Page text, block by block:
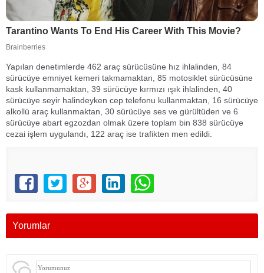
Yapılan denetimlerde 462 araç sürücüsüne hız ihlalinden, 84
sürücüye emniyet kemeri takmamaktan, 85 motosiklet sürücüsüne
kask kullanmamaktan, 39 sürücüye kırmızı ışık ihlalinden, 40
sürücüye seyir halindeyken cep telefonu kullanmaktan, 16 sürücüye
alkollü araç kullanmaktan, 30 sürücüye ses ve gürültüden ve 6
sürücüye abart egzozdan olmak üzere toplam bin 838 sürücüye
cezai işlem uygulandı, 122 araç ise trafikten men edildi.
Yorumlar